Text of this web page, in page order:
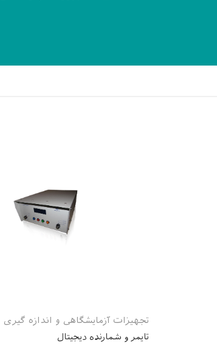
تجهیزات آزمایشگاهی و اندازه گیری
تایمر و شمارنده دیجیتال